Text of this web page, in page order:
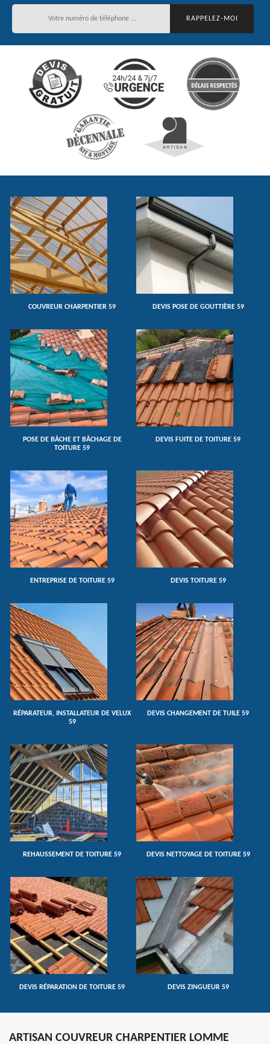
COUVREUR CHARPENTIER 59 DEVIS POSE DE GOUTTIÈRE 59
POSE DE BÂCHE ET BÂCHAGE DE
TOITURE 59
DEVIS FUITE DE TOITURE 59
ENTREPRISE DE TOITURE 59 DEVIS TOITURE 59
RÉPARATEUR, INSTALLATEUR DE VELUX
59
DEVIS CHANGEMENT DE TUILE 59
REHAUSSEMENT DE TOITURE 59 DEVIS NETTOYAGE DE TOITURE 59
DEVIS RÉPARATION DE TOITURE 59 DEVIS ZINGUEUR 59
ARTISAN COUVREUR CHARPENTIER LOMME